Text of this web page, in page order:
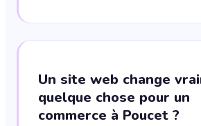
Un site web change
quelque chose pour un
commerce à Poucet ?